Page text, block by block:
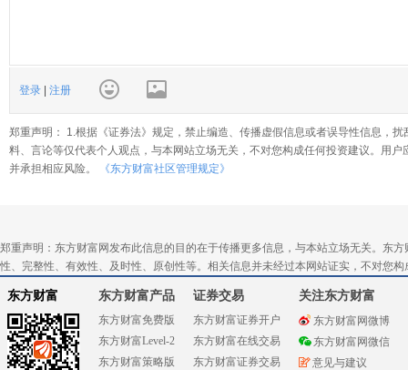
登录 注册
郑重声明： 1.根据《证券法》规定，禁止编造、传播虚假信息或者误导性信息，
料、言论等仅代表个人观点，与本网站立场无关，不对您构成任何投资建议。用
并承担相应风险。
《东方财富社区管理规定》
郑重声明：东方财富网发布此信息的目的在于传播更多信息，与本站立场无关。东
性、完整性、有效性、及时性、原创性等。相关信息并未经过本网站证实，不对您
东方财富 东方财富产品
东方财富免费版
东方财富Level-2
东方财富策略版
证券交易
东方财富证券开户
东方财富在线交易
东方财富证券交易
关注东方财富
东方财富网微博
东方财富网微信
意见与建议